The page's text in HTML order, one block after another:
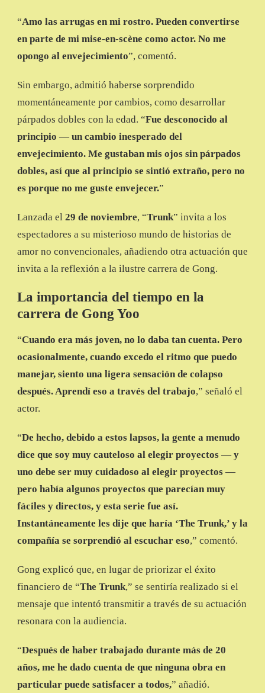
“Amo las arrugas en mi rostro. Pueden convertirse
en parte de mi mise-en-scène como actor. No me
opongo al envejecimiento”, comentó.
Sin embargo, admitió haberse sorprendido
momentáneamente por cambios, como desarrollar
párpados dobles con la edad. “Fue desconocido al
principio — un cambio inesperado del
envejecimiento. Me gustaban mis ojos sin párpados
dobles, así que al principio se sintió extraño, pero no
es porque no me guste envejecer.”
Lanzada el 29 de noviembre, “Trunk” invita a los
espectadores a su misterioso mundo de historias de
amor no convencionales, añadiendo otra actuación que
invita a la reflexión a la ilustre carrera de Gong.
La importancia del tiempo en la
carrera de Gong Yoo
“Cuando era más joven, no lo daba tan cuenta. Pero
ocasionalmente, cuando excedo el ritmo que puedo
manejar, siento una ligera sensación de colapso
después. Aprendí eso a través del trabajo,” señaló el
actor.
“De hecho, debido a estos lapsos, la gente a menudo
dice que soy muy cauteloso al elegir proyectos — y
uno debe ser muy cuidadoso al elegir proyectos —
pero había algunos proyectos que parecían muy
fáciles y directos, y esta serie fue así.
Instantáneamente les dije que haría ‘The Trunk,’ y la
compañía se sorprendió al escuchar eso,” comentó.
Gong explicó que, en lugar de priorizar el éxito
financiero de “The Trunk,” se sentiría realizado si el
mensaje que intentó transmitir a través de su actuación
resonara con la audiencia.
“Después de haber trabajado durante más de 20
años, me he dado cuenta de que ninguna obra en
particular puede satisfacer a todos,” añadió.